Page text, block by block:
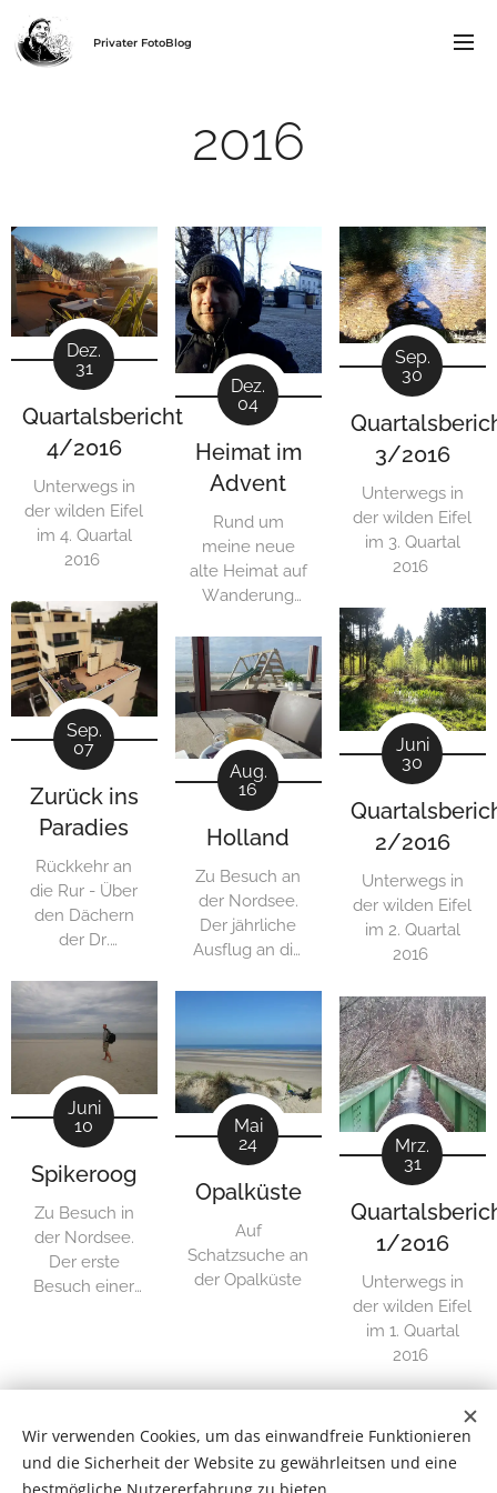
Privater FotoBlog
2016
Dez.
31
Quartalsbericht
4/2016
Unterwegs in
der wilden Eifel
im 4. Quartal
2016
Dez.
04
Heimat im
Advent
Rund um
meine neue
alte Heimat auf
Wanderung
Sep.
30
3/2016
Unterwegs in
der wilden Eifel
im 3. Quartal
2016
Sep.
07
Zurück ins
Paradies
Rückkehr an
die Rur - Über
den Dächern
der Dr.
Aug.
16
Holland
Zu Besuch an
der Nordsee.
Der jährliche
Ausflug an die
ausnahmsweise
nicht nach
Domburg.
Neue Ausblicke
und bewusste
Richtungsentscheidungen
zur Zuversicht.
Juni
30
2/2016
Unterwegs in
der wilden Eifel
im 2. Quartal
2016
Juni
10
Spikeroog
Zu Besuch in
der Nordsee.
Der erste
Besuch einer
Empfehlung
direkt die
richtige Wahl
getroffen.
Mai
24
Opalküste
Auf
Schatzsuche an
der Opalküste
Mrz.
31
1/2016
Unterwegs in
der wilden Eifel
im 1. Quartal
2016
Wir verwenden Cookies, um das einwandfreie Funktionieren
und die Sicherheit der Website zu gewährleitsen und eine